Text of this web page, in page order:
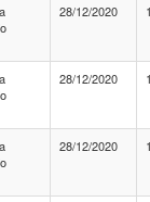
28/12/2020
28/12/2020
28/12/2020